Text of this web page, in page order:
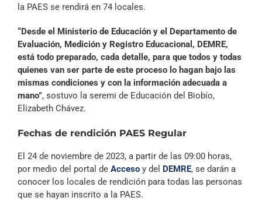
la PAES se rendirá en 74 locales.
“Desde el Ministerio de Educación y el Departamento de
Evaluación, Medición y Registro Educacional, DEMRE,
está todo preparado, cada detalle, para que todos y todas
quienes van ser parte de este proceso lo hagan bajo las
mismas condiciones y con la información adecuada a
mano”, sostuvo la seremi de Educación del Biobío,
Elizabeth Chávez.
Fechas de rendición PAES Regular
El 24 de noviembre de 2023, a partir de las 09:00 horas,
por medio del portal de Acceso y del DEMRE, se darán a
conocer los locales de rendición para todas las personas
que se hayan inscrito a la PAES.